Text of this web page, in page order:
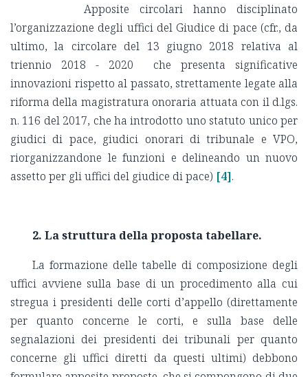
Apposite circolari hanno disciplinato
l’organizzazione degli uffici del Giudice di pace (cfr., da
ultimo, la circolare del 13 giugno 2018 relativa al
triennio 2018 - 2020 che presenta significative
innovazioni rispetto al passato, strettamente legate alla
riforma della magistratura onoraria attuata con il d.lgs.
n. 116 del 2017, che ha introdotto uno statuto unico per
giudici di pace, giudici onorari di tribunale e VPO,
riorganizzandone le funzioni e delineando un nuovo
assetto per gli uffici del giudice di pace) [4].
2. La struttura della proposta tabellare.
La formazione delle tabelle di composizione degli
uffici avviene sulla base di un procedimento alla cui
stregua i presidenti delle corti d’appello (direttamente
per quanto concerne le corti, e sulla base delle
segnalazioni dei presidenti dei tribunali per quanto
concerne gli uffici diretti da questi ultimi) debbono